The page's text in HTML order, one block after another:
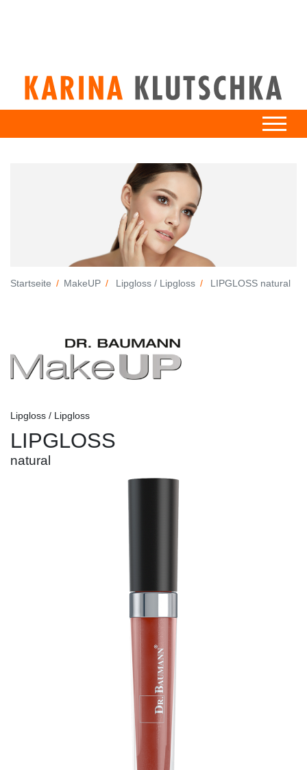
Startseite MakeUP Lipgloss / Lipgloss LIPGLOSS natural
Lipgloss / Lipgloss
LIPGLOSS
natural